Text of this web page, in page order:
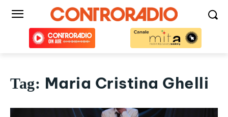
Tag: Maria Cristina Ghelli